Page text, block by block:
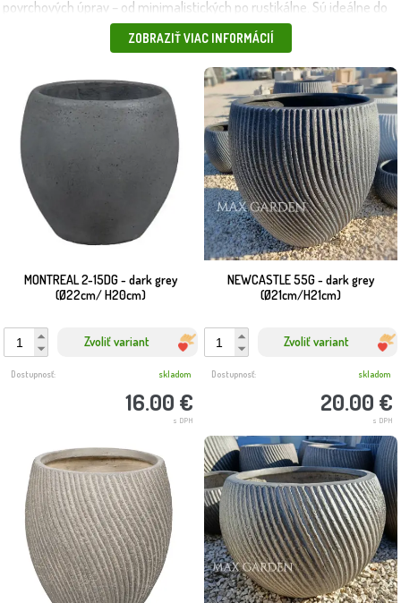
povrchových úprav – od minimalistických po rustikálne. Sú ideálne do
moderných záhrad, na terasy, ale aj do interiérov s industriálnym alebo
Na rozdiel od tradičných betónových alebo keramických nádob
nepopraskajú v mraze a ľahko sa čistia. Sú UV-stabilné, takže
nestrácajú farbu ani po rokoch používania na slnku. 🌞
💡 Tip: Použite ich v kombinácii s
plastovými kvetináčmialebo
keramickými
kvetináčmi na dosiahnutie vrstveného a harmonického
vzhľadu.
📦 Produkty doručíme rýchlo a bezpečne – vlastnou dopravou alebo
kuriérom.
ZOBRAZIŤ VIAC INFORMÁCIÍ
MONTREAL 2-15DG - dark grey
(Ø22cm/ H20cm)
Zvoliť variant
16.00 €
s DPH
Dostupnosť: skladom
NEWCASTLE 55G - dark grey
(Ø21cm/H21cm)
Zvoliť variant
20.00 €
s DPH
Dostupnosť: skladom